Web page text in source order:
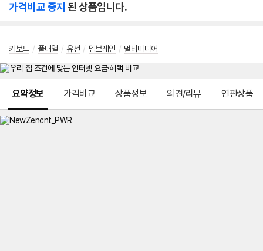
가격비교 중지 된 상품입니다.
키보드 / 풀배열 / 유선 / 멤브레인 / 멀티미디어
요약정보 가격비교 상품정보 의견/리뷰 연관상품